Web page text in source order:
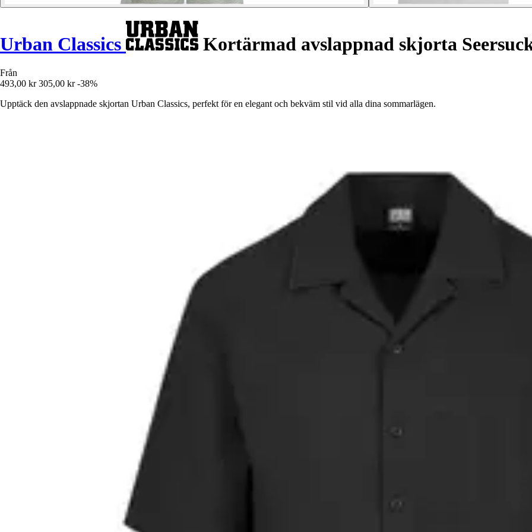
Urban Classics Kortärmad avslappnad skjorta
Från
493,00 kr 305,00 kr -38%
Upptäck den avslappnade skjortan Urban Classics, perfekt för en elegant och bekväm stil vid alla dina sommarlägen.